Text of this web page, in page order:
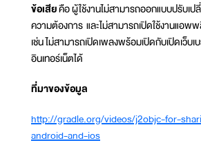
ข้อเสียคือ ผู้ใช้งานไม่สามารถออกแบบปรับเ
ความต้องการ และไม่สามารถเปิดใช้งานแอพ
เช่น ไม่สามารถเปิดเพลงพร้อมเปิดกับเปิดเว็บเ
อินเทอร์เน็ตได้
ที่มาของข้อมูล
http://gradle.org/videos/j2objc-for-
android-and-ios